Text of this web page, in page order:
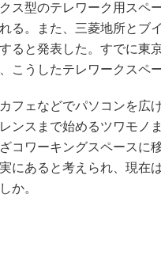
ス型のテレワーク用スペ
る。また、三菱地所とブ
ると発表した。すでに東
こうしたテレワークスペ
フェなどでパソコンを広
ンスまで始めるツワモノ
コワーキングスペースに
にあると考えられ、現在
か。